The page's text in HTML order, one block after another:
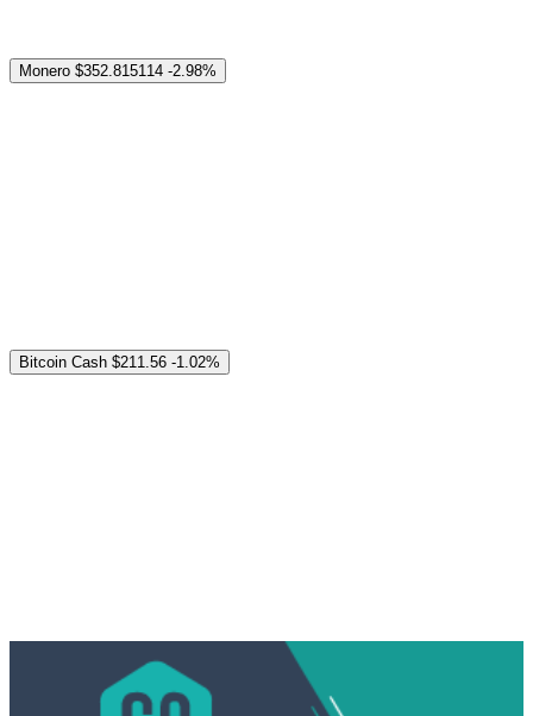
Monero $352.815114 -2.98%
Bitcoin Cash $211.56 -1.02%